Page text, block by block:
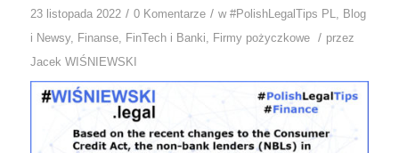
23 listopada 2022 / 0 Komentarze / w #PolishLegalTips PL
Blog
i Newsy, Finanse, FinTech i Banki Firmy pożyczkowe / przez
Jacek WIŚNIEWSKI